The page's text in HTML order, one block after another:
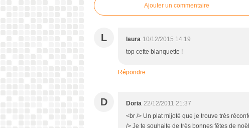
Ajouter un commentaire
L laura 10/12/2015 14:19
top cette blanquette !
Répondre
D Doria 22/12/2011 21:37
<br /> Un plat mijoté que je trouve très
/> Je te souhaite de très bonnes fêtes de